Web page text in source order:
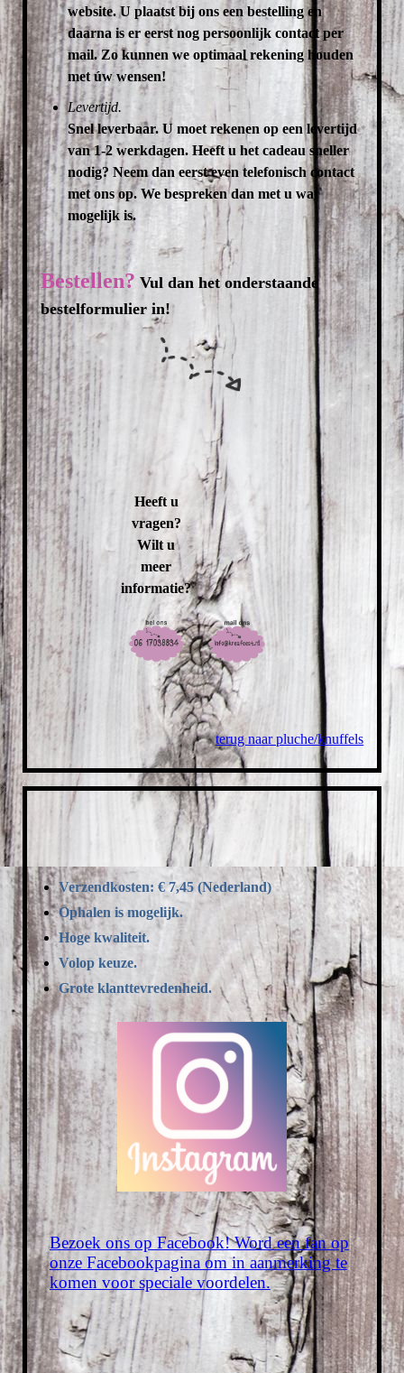
website. U plaatst bij ons een bestelling en
daarna is er eerst nog persoonlijk contact per
mail. Zo kunnen we optimaal rekening houden
met úw wensen!
Levertijd.
Snel leverbaar. U moet rekenen op een levertijd
van 1-2 werkdagen. Heeft u het cadeau sneller
nodig? Neem dan eerst even telefonisch contact
met ons op. We bespreken dan met u wat
mogelijk is.
Bestellen? Vul dan het onderstaande
bestelformulier in!
Heeft u
vragen?
Wilt u
meer
informatie?
terug naar pluche/knuffels
Verzendkosten: € 7,45 (Nederland)
Ophalen is mogelijk.
Hoge kwaliteit.
Volop keuze.
Grote klanttevredenheid.
Bezoek ons op Facebook! Word een fan op
onze Facebookpagina om in aanmerking te
komen voor speciale voordelen.